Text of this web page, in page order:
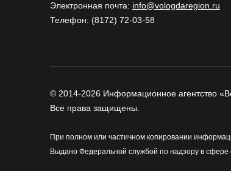
Электронная почта: info@vologdaregion.ru
Телефон: (8172) 72-03-58
© 2014-2026 Информационное агентство
Все права защищены.
При полном или частичном копировании
Выдано Федеральной службой по надзору в